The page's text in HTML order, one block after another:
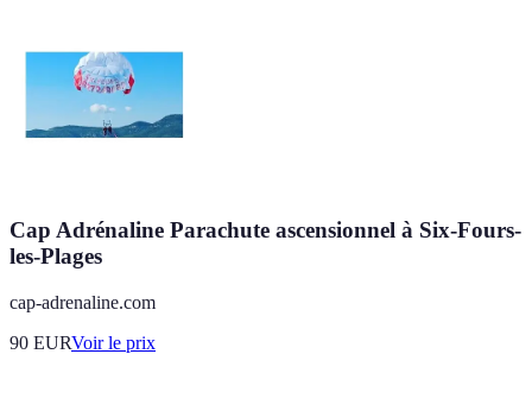
Cap Adrénaline Parachute ascensionnel à Six-Fours-
les-Plages
cap-adrenaline.com
90 EURVoir le prix